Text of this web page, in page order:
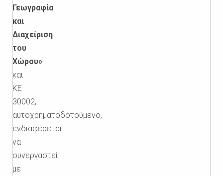
Γεωγραφία
και
Διαχείριση
του
Χώρου»
και
ΚΕ
30002,
αυτοχρηματοδοτούμενο,
ενδιαφέρεται
να
συνεργαστεί
με